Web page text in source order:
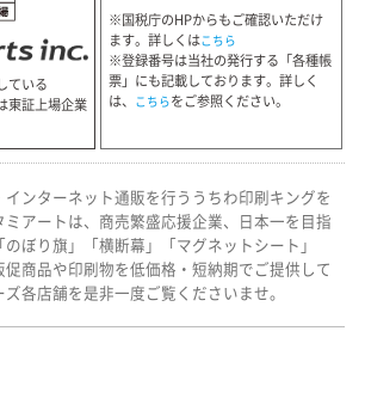
ている
東証上場企業
※国税庁のHPからもご確認いただけ
ます。詳しくはこちら
※登録番号は当社の発行する「各種帳
票」にも記載しております。詳しく
は、 こちらをご参照ください。
ンターネット通販を行ううちわ印刷キングを
アートは、商売繁盛応援企業、日本一を目指
ぼり旗」「横断幕」「マグネットシート」
促商品や印刷物を低価格・短納期でご提供して
各店舗を是非一度ご覧くださいませ。